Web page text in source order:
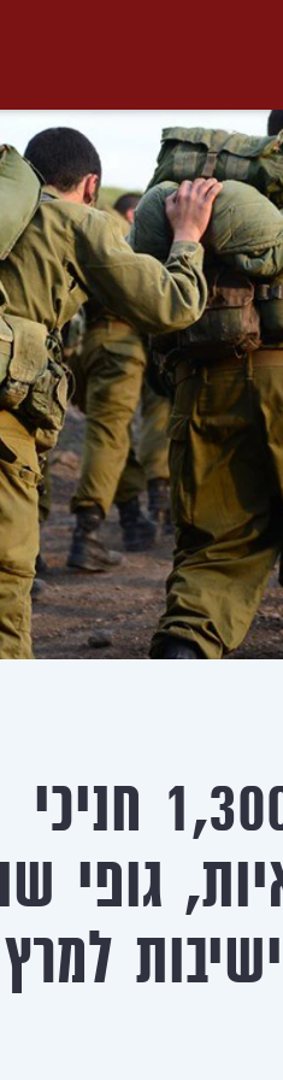
יוקדם גיוס לכ-1,300 חניכי
גופי
למרץ